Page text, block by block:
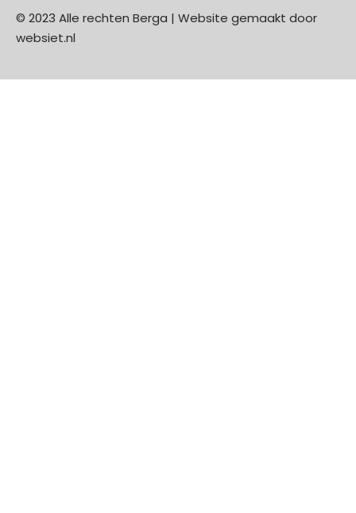
© 2023 Alle rechten Berga | Website gemaakt door
websiet.nl